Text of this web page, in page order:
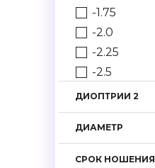
-1.75
-2.0
-2.25
-2.5
-2.75
-3.0
-3.25
ДИОПТРИИ 2
ДИАМЕТР
СРОК НОШЕНИЯ